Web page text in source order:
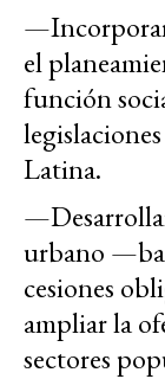
—
el
función
Latina.
—
urbano —
cesiones
ampliar la
sectores